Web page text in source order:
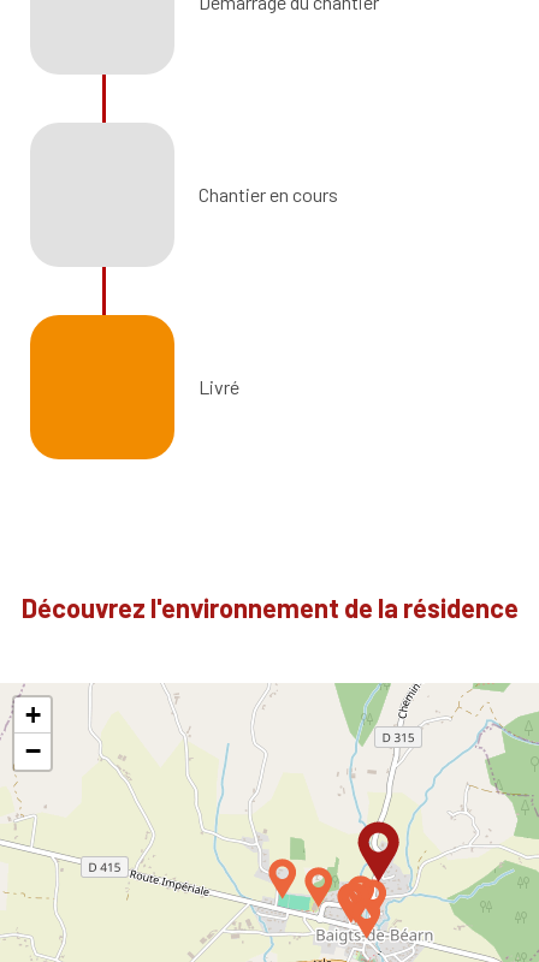
Chantier en cours
Livré
Découvrez l'environnement de la résidence
+
−